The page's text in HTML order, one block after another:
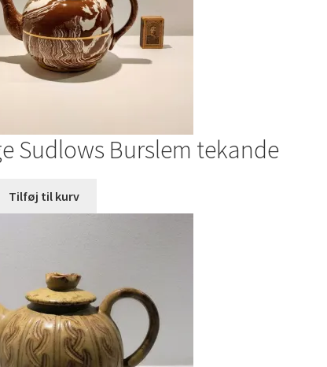
Sudlows Burslem tekande
Tilføj til kurv